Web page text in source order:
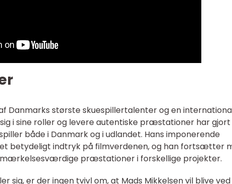
Danmarks største skuespillertalenter og en
i sine roller og levere autentiske præstationer har gjort
både i Danmark og i udlandet. Hans imponerende
betydeligt indtryk på filmverdenen, og han fortsætter
præstationer i forskellige projekter.
sig, er der ingen tvivl om, at Mads Mikkelsen vil blive ved